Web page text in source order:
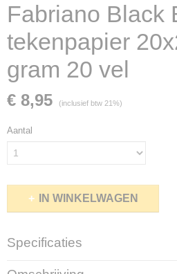
Fabriano Black
tekenpapier
gram 20 vel
€ 8,95 (inclusief btw 21%)
Aantal
IN WINKELWAGEN
Specificaties
Netto gewicht